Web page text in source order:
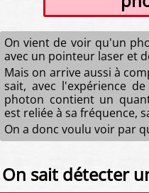
On vient de voir qu'un
avec un pointeur laser et
Mais on arrive aussi à
sait, avec l'expérience
photon contient un
est reliée à sa fréquence,
On a donc voulu voir par
On sait détecter